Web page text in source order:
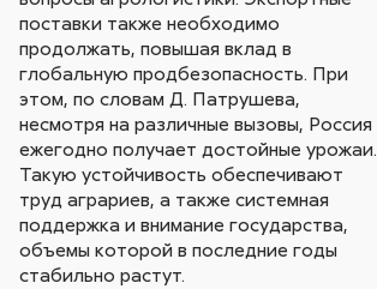
поставки также необходимо
продолжать, повышая вклад в
глобальную продбезопасность. При
этом, по словам Д. Патрушева,
несмотря на различные вызовы, Россия
ежегодно получает достойные урожаи.
Такую устойчивость обеспечивают
труд аграриев, а также системная
поддержка и внимание государства,
объемы которой в последние годы
стабильно растут.